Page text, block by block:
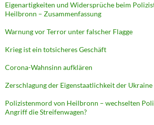
Eigenartigkeiten und Widersprüche beim
Heilbronn – Zusammenfassung
Warnung vor Terror unter falscher Flagge
Krieg ist ein totsicheres Geschäft
Corona-Wahnsinn aufklären
Zerschlagung der Eigenstaatlichkeit der Ukraine
Polizistenmord von Heilbronn – wechselten
Angriff die Streifenwagen?